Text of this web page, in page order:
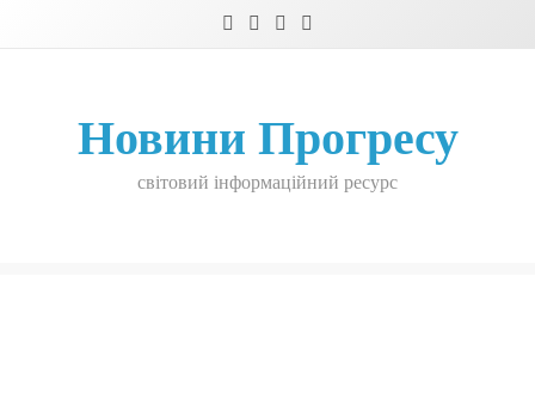
Новини Прогресу
світовий інформаційний ресурс